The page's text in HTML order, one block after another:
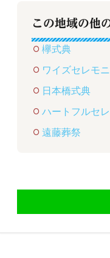
この地域の他
欅式典
ワイズセレモ
日本橋式典
ハートフルセ
遠藤葬祭